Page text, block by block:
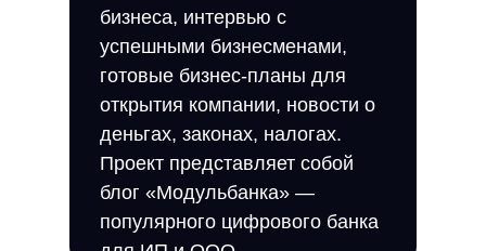
бизнеса, интервью с
успешными бизнесменами,
готовые бизнес-планы для
открытия компании, новости о
деньгах, законах, налогах.
Проект представляет собой
блог «Модульбанка» —
популярного цифрового банка